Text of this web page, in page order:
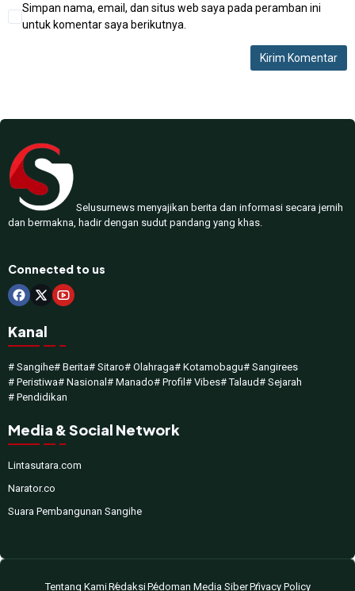
Simpan nama, email, dan situs web saya pada peramban ini
untuk komentar saya berikutnya.
Selusurnews menyajikan berita dan informasi secara jernih
dan bermakna, hadir dengan sudut pandang yang khas.
Connected to us
Kanal
# Sangihe# Berita# Sitaro# Olahraga# Kotamobagu# Sangirees
# Peristiwa# Nasional # Manado# Profil # Vibes# Talaud# Sejarah
# Pendidikan
Media & Social Network
Lintasutara.com
Narator.co
Suara Pembangunan Sangihe
Tentang KamiRedaksiPedoman Media SiberPrivacy Policy